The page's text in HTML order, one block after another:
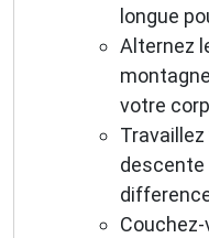
longue
Alternez
votre
descente